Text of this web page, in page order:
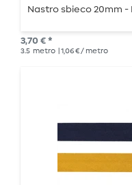
Nastro sbieco 20mm -
3,70 € *
3.5 metro | 1,06 € / metro